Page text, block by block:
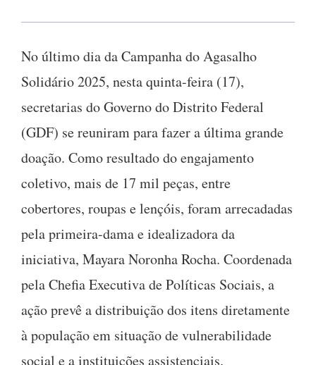
No último dia da Campanha do Agasalho
Solidário 2025, nesta quinta-feira (17),
secretarias do Governo do Distrito Federal
(GDF) se reuniram para fazer a última grande
doação. Como resultado do engajamento
coletivo, mais de 17 mil peças, entre
cobertores, roupas e lençóis, foram arrecadadas
pela primeira-dama e idealizadora da
iniciativa, Mayara Noronha Rocha. Coordenada
pela Chefia Executiva de Políticas Sociais, a
ação prevê a distribuição dos itens diretamente
à população em situação de vulnerabilidade
social e a instituições assistenciais.